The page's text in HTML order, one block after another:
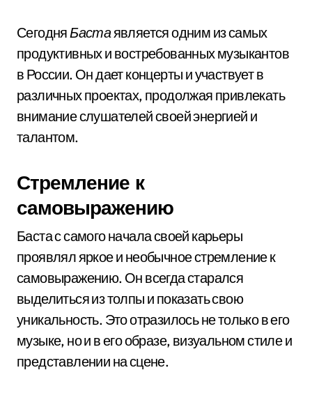
СегодняБастаявляется одним из самых
продуктивных и востребованных музыкантов
в России. Он дает концерты и участвует в
различных проектах, продолжая привлекать
внимание слушателей своей энергией и
талантом.
Стремление к
самовыражению
Баста с самого начала своей карьеры
проявлял яркое и необычное стремление к
самовыражению. Он всегда старался
выделиться из толпы и показать свою
уникальность. Это отразилось не только в его
музыке, но и в его образе, визуальном стиле и
представлении на сцене.